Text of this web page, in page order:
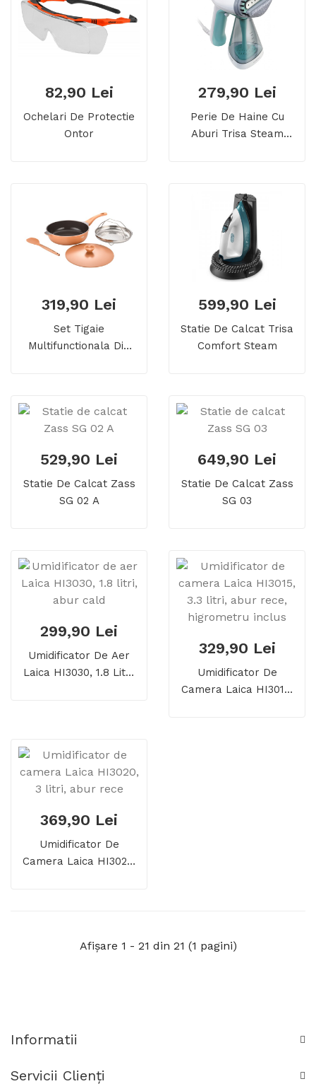
82,90 Lei
Ochelari De Protectie
Ontor
279,90 Lei
Perie De Haine Cu
Aburi Trisa Steam
319,90 Lei
Set Tigaie
Multifunctionala Din
Ultra Antiaderenta,
Acoperire Ceramica,
599,90 Lei
Statie De Calcat Trisa
Comfort Steam
529,90 Lei
Statie De Calcat Zass
SG 02 A
649,90 Lei
Statie De Calcat Zass
SG 03
299,90 Lei
Umidificator De Aer
Laica HI3030, 1.8 Litri,
329,90 Lei
Umidificator De
Camera Laica HI3015,
369,90 Lei
Umidificator De
Camera Laica HI3020,
Afişare 1 - 21 din 21 (1 pagini)
Informatii
Servicii Clienţi